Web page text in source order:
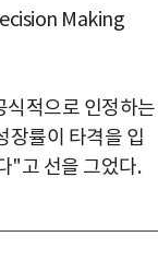
Making
식적으로 인정하는
장률이 타격을 입
"고 선을 그었다.